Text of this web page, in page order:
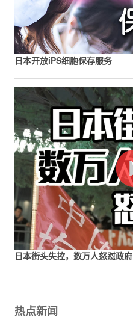
日本开放iPS细胞保存服务
日本街头失控，数万人怒怼政府
热点新闻